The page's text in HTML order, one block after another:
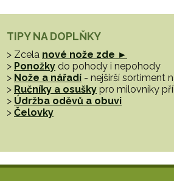
TIPY NA DOPLŇKY
> Zcela nové nože zde ►
> Ponožky do pohody i nepohody
> Nože a nářadí - nejširší sortiment
> Ručníky a osušky pro milovníky
> Údržba oděvů a obuvi
> Čelovky